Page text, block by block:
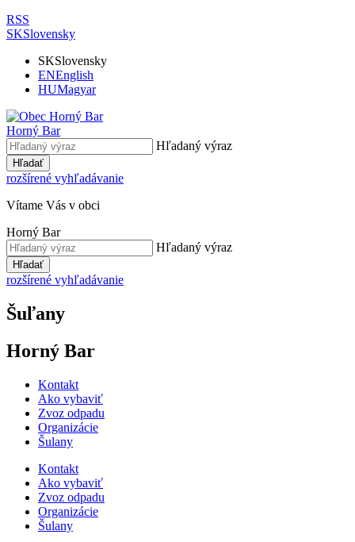
RSS
SKSlovensky
SKSlovensky
ENEnglish
HUMagyar
Horný Bar
Hľadaný výraz
Hľadať
rozšírené vyhľadávanie
Vítame Vás v obci
Horný Bar
Hľadaný výraz
Hľadať
rozšírené vyhľadávanie
Šuľany
Horný Bar
Kontakt
Ako vybaviť
Zvoz odpadu
Organizácie
Šulany
Kontakt
Ako vybaviť
Zvoz odpadu
Organizácie
Šulany